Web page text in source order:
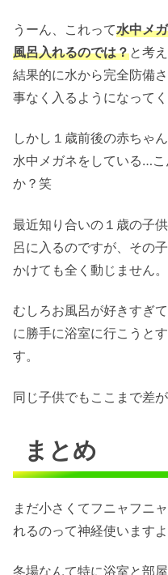
うーん、これって水中メ
風呂入れるのでは？と考
結果的に水から完全防備
事なく入るようになってく
しかし１歳前後の赤ちゃ
水中メガネをしている…
か？笑
最近知り合いの１歳の子
呂に入るのですが、その
かけても全く動じません。
むしろお風呂が好きすぎ
に勝手に浴室に行こうと
す。
同じ子供でもここまで差
まとめ
まだ小さくてフニャフニ
れるのって神経使いますよ
冬場なんて特に浴室と部